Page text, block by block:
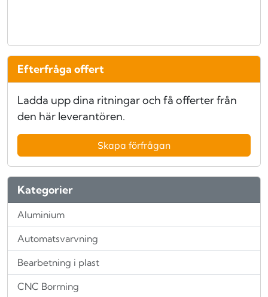
Efterfråga offert
Ladda upp dina ritningar och få offerter från
den här leverantören.
Skapa förfrågan
Kategorier
Aluminium
Automatsvarvning
Bearbetning i plast
CNC Borrning